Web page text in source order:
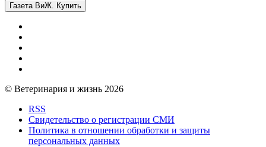
Газета ВиЖ. Купить
© Ветеринария и жизнь 2026
RSS
Свидетельство о регистрации СМИ
Политика в отношении обработки и защиты
персональных данных